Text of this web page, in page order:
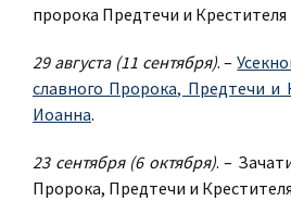
пророка Предтечи и Крестителя
29 августа (11 сентября). –
славного Пророка, Предтечи и
Иоанна.
23 сентября (6 октября). –
Пророка, Предтечи и